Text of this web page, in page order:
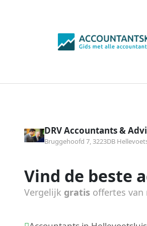
DRV Accountants &
Bruggehoofd 7, 3223DB
Vind de beste
Vergelijk gratis offertes